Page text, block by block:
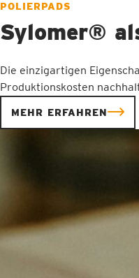
POLIERPADS
Sylomer®
Die einzigartigen
Produktionskosten
MEHR ERFAHREN